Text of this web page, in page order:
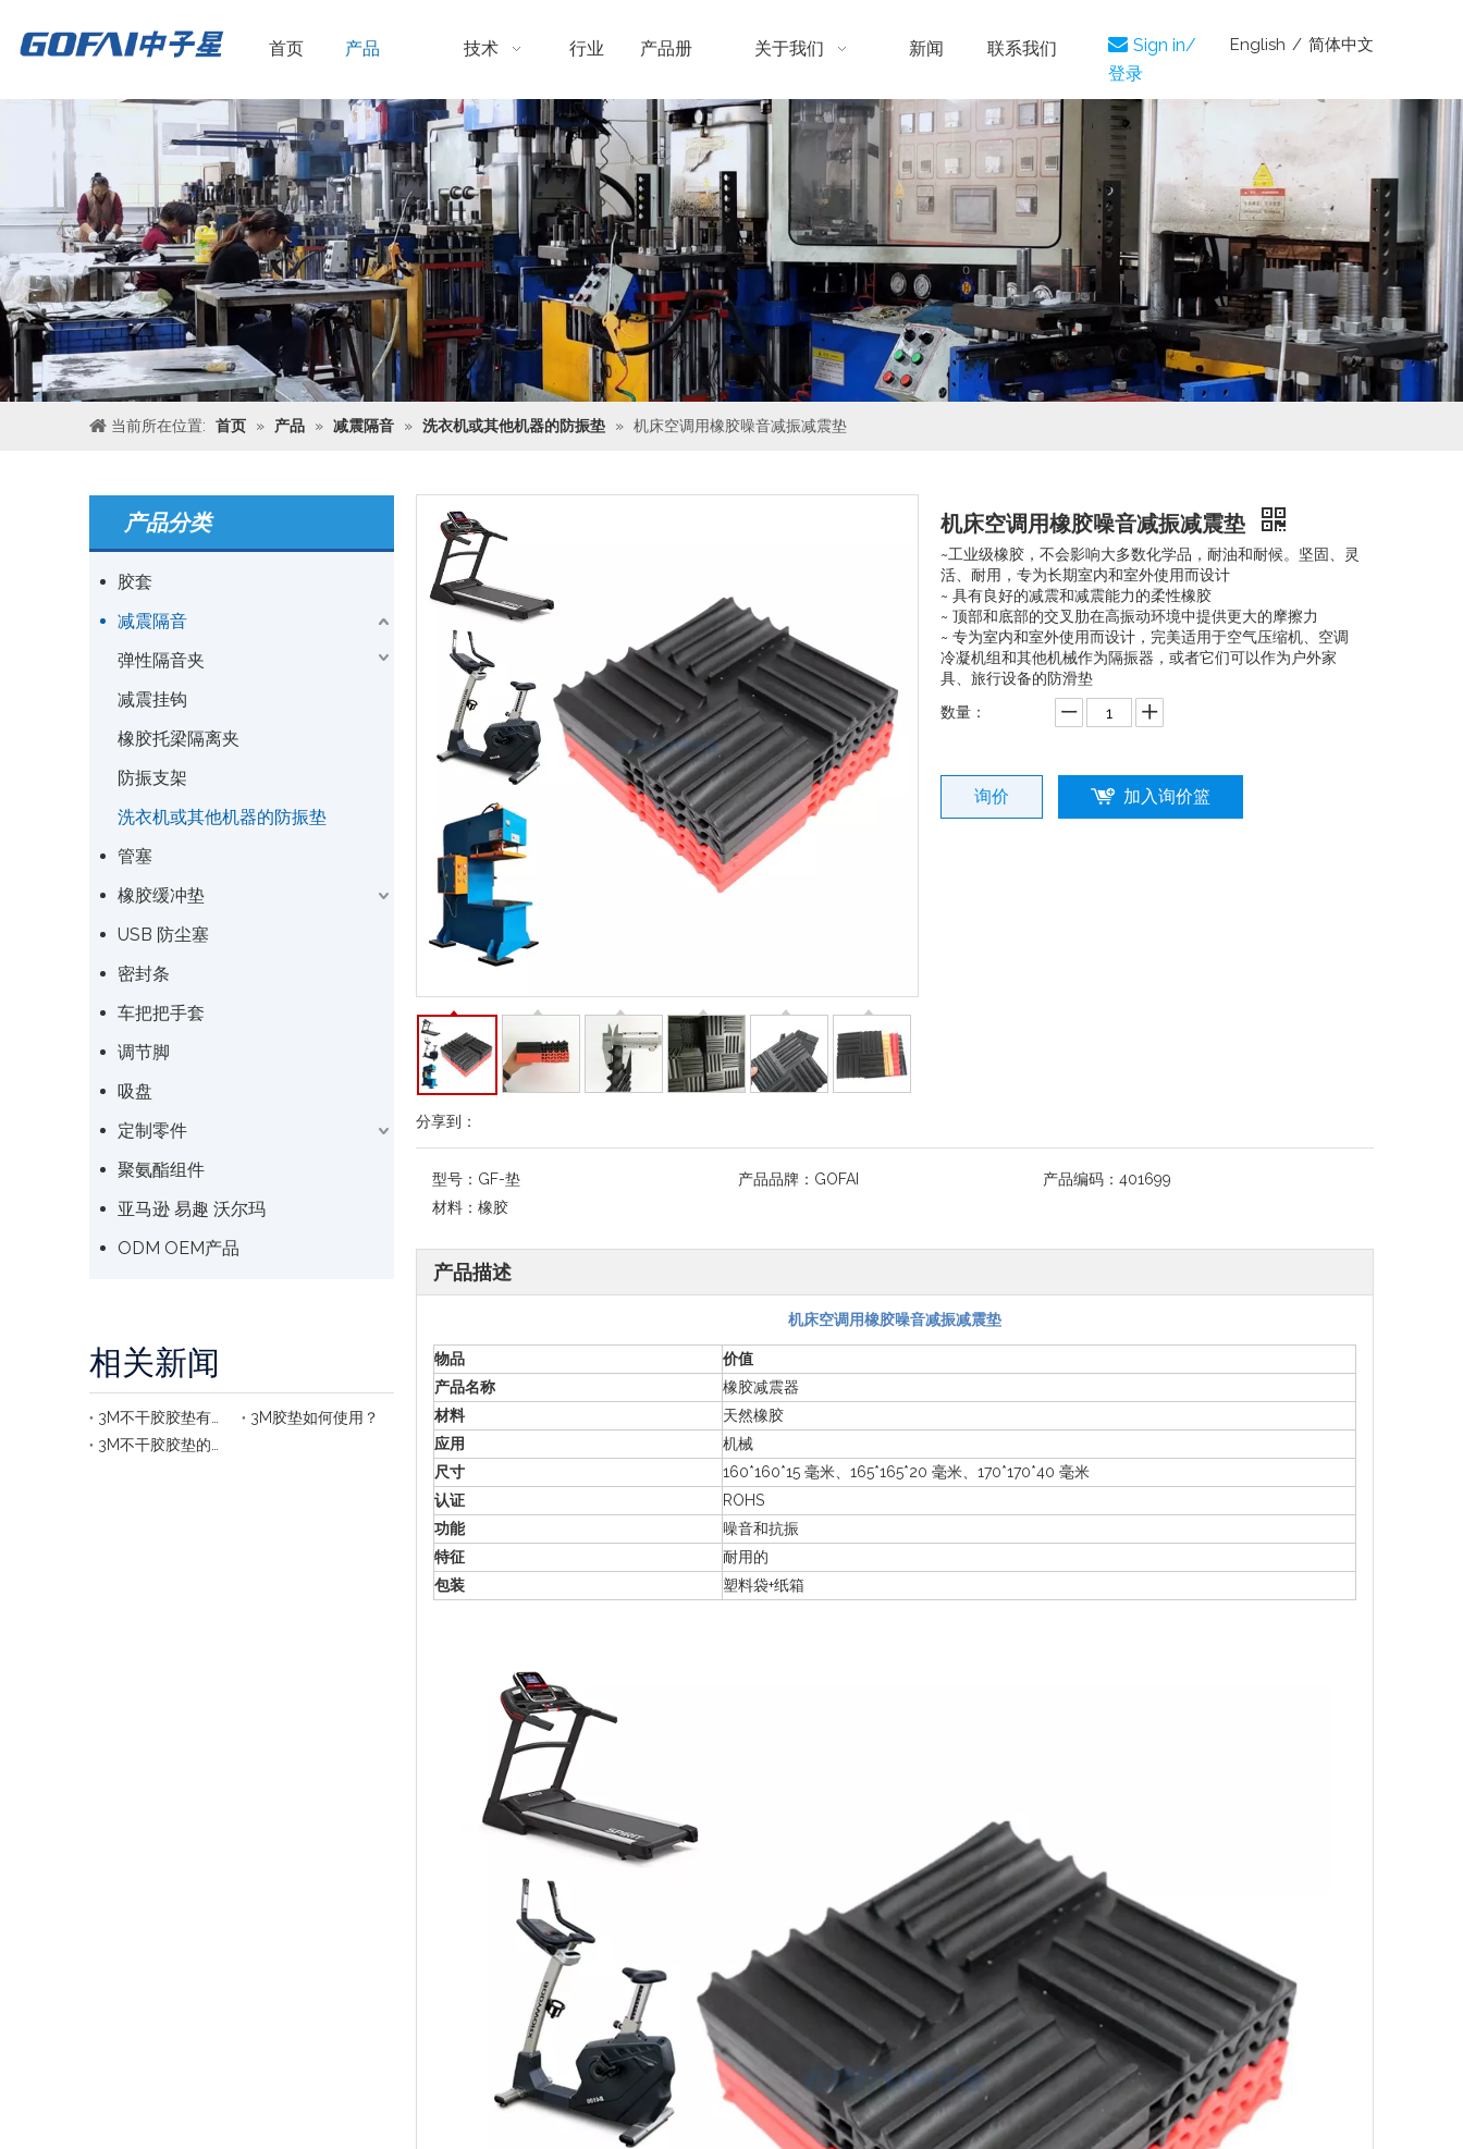
首页 产品 技术 行业 产品册 关于我们 新闻 联系我们  Sign in/
登录
English / 简体中文
当前所在位置: 首页 » 产品 » 减震隔音 » 洗衣机或其他机器的防振垫 » 机床空调用橡胶噪音减振减震垫
产品分类
胶套
减震隔音
弹性隔音夹
减震挂钩
橡胶托梁隔离夹
防振支架
洗衣机或其他机器的防振垫
管塞
橡胶缓冲垫
USB 防尘塞
密封条
车把把手套
调节脚
吸盘
定制零件
聚氨酯组件
亚马逊 易趣 沃尔玛
ODM OEM产品
相关新闻
3M不干胶胶垫有哪些优势？
3M胶垫如何使用？
3M不干胶胶垫的残留物如何去除？
分享到：
机床空调用橡胶噪音减振减震垫
~工业级橡胶，不会影响大多数化学品，耐油和耐候。坚固、灵
活、耐用，专为长期室内和室外使用而设计
~ 具有良好的减震和减震能力的柔性橡胶
~ 顶部和底部的交叉肋在高振动环境中提供更大的摩擦力
~ 专为室内和室外使用而设计，完美适用于空气压缩机、空调
冷凝机组和其他机械作为隔振器，或者它们可以作为户外家
具、旅行设备的防滑垫
数量：
询价 加入询价篮
型号： GF-垫 产品品牌： GOFAI 产品编码： 401699
材料： 橡胶
产品描述
机床空调用橡胶噪音减振减震垫
物品
价值
产品名称
橡胶减震器
材料
天然橡胶
应用
机械
尺寸
160*160*15 毫米、165*165*20 毫米、170*170*40 毫米
认证
ROHS
功能
噪音和抗振
特征
耐用的
包装
塑料袋+纸箱